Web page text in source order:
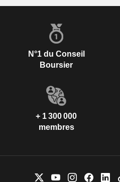
N°1 du Conseil
Boursier
+ 1 300 000
membres